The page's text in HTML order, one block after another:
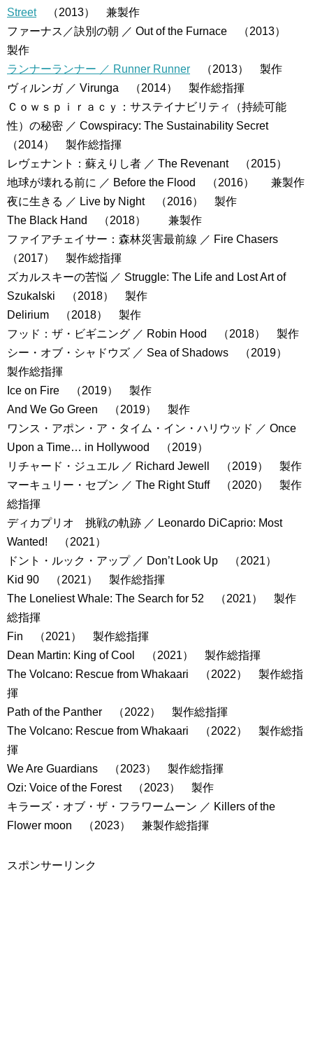
Street（2013） 兼製作
ファーナス／訣別の朝 ／ Out of the Furnace （2013）
製作
ランナーランナー ／ Runner Runner （2013） 製作
ヴィルンガ ／ Virunga （2014） 製作総指揮
Ｃｏｗｓｐｉｒａｃｙ：サステイナビリティ（持続可能
性）の秘密 ／ Cowspiracy: The Sustainability Secret
（2014） 製作総指揮
レヴェナント：蘇えりし者 ／ The Revenant （2015）
地球が壊れる前に ／ Before the Flood （2016） 兼製作
夜に生きる ／ Live by Night （2016） 製作
The Black Hand （2018） 兼製作
ファイアチェイサー：森林災害最前線 ／ Fire Chasers
（2017） 製作総指揮
ズカルスキーの苦悩 ／ Struggle: The Life and Lost Art of
Szukalski （2018） 製作
Delirium （2018） 製作
フッド：ザ・ビギニング ／ Robin Hood （2018） 製作
シー・オブ・シャドウズ ／ Sea of Shadows （2019）
製作総指揮
Ice on Fire （2019） 製作
And We Go Green （2019） 製作
ワンス・アポン・ア・タイム・イン・ハリウッド ／ Once
Upon a Time… in Hollywood （2019）
リチャード・ジュエル ／ Richard Jewell （2019） 製作
マーキュリー・セブン ／ The Right Stuff （2020） 製作
総指揮
ディカプリオ 挑戦の軌跡 ／ Leonardo DiCaprio: Most
Wanted! （2021）
ドント・ルック・アップ ／ Don’t Look Up （2021）
Kid 90 （2021） 製作総指揮
The Loneliest Whale: The Search for 52 （2021） 製作
総指揮
Fin （2021） 製作総指揮
Dean Martin: King of Cool （2021） 製作総指揮
The Volcano: Rescue from Whakaari （2022） 製作総指
揮
Path of the Panther （2022） 製作総指揮
The Volcano: Rescue from Whakaari （2022） 製作総指
揮
We Are Guardians （2023） 製作総指揮
Ozi: Voice of the Forest （2023） 製作
キラーズ・オブ・ザ・フラワームーン ／ Killers of the
Flower moon （2023） 兼製作総指揮
スポンサーリンク